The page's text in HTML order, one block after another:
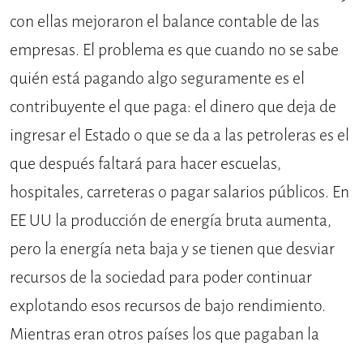
con ellas mejoraron el balance contable de las
empresas. El problema es que cuando no se sabe
quién está pagando algo seguramente es el
contribuyente el que paga: el dinero que deja de
ingresar el Estado o que se da a las petroleras es el
que después faltará para hacer escuelas,
hospitales, carreteras o pagar salarios públicos. En
EE UU la producción de energía bruta aumenta,
pero la energía neta baja y se tienen que desviar
recursos de la sociedad para poder continuar
explotando esos recursos de bajo rendimiento.
Mientras eran otros países los que pagaban la